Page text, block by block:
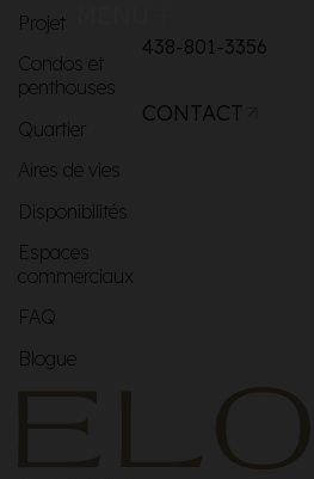
Projet
Condos et
penthouses
Quartier
Aires de vies
Disponibilités
Espaces
commerciaux
FAQ
Blogue
438-801-3356
CONTACT